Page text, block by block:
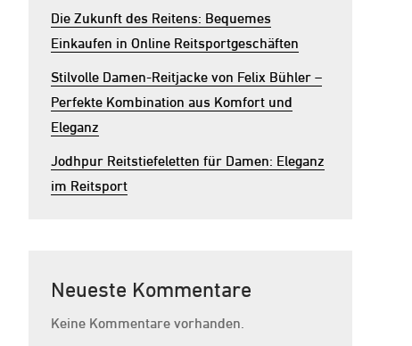
Die Zukunft des Reitens: Bequemes
Einkaufen in Online Reitsportgeschäften
Stilvolle Damen-Reitjacke von Felix Bühler –
Perfekte Kombination aus Komfort und
Eleganz
Jodhpur Reitstiefeletten für Damen: Eleganz
im Reitsport
Neueste Kommentare
Keine Kommentare vorhanden.